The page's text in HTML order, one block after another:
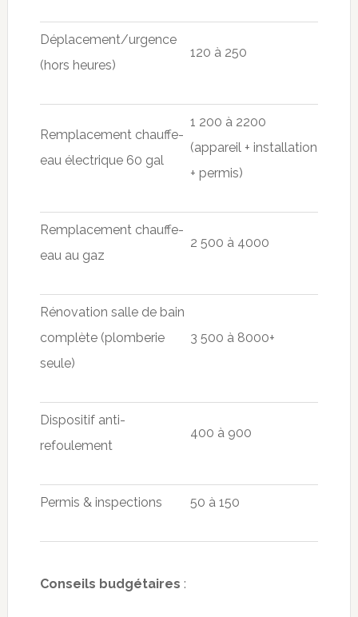
Déplacement/urgence
(hors heures)
120 à 250
Remplacement chauffe-
eau électrique 60 gal
1 200 à 2200
(appareil + installation
+ permis)
Remplacement chauffe-
eau au gaz
2 500 à 4000
Rénovation salle de bain
complète (plomberie
seule)
3 500 à 8000+
Dispositif anti-
refoulement
400 à 900
Permis & inspections 50 à 150
Conseils budgétaires :